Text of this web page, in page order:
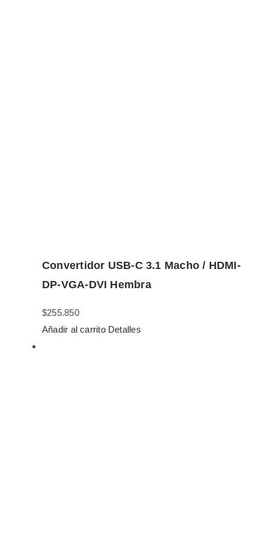
Convertidor USB-C 3.1 Macho / HDMI-
DP-VGA-DVI Hembra
$255.850
Añadir al carrito Detalles